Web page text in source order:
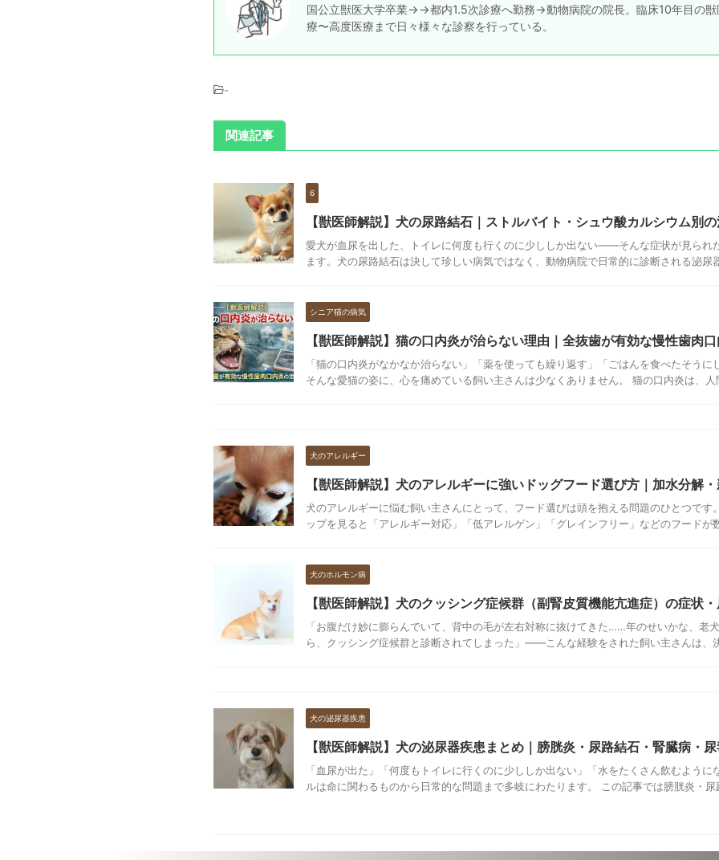
国公立獣医大学卒業→→都内1.5次診療へ勤務→動物病院の院長。臨床10年目の獣
療〜高度医療まで日々様々な診察を行っている。
-
関連記事
6
【獣医師解説】犬の尿路結石｜ストルバイト・シュウ酸カルシウム別
愛犬が血尿を出した、トイレに何度も行くのに少ししか出ない――そんな症状が見られ
ます。犬の尿路結石は決して珍しい病気ではなく、動物病院で日常的に診断される泌尿
シニア猫の病気
【獣医師解説】猫の口内炎が治らない理由｜全抜歯が有効な慢性歯肉
「猫の口内炎がなかなか治らない」「薬を使っても繰り返す」「ごはんを食べたそうに
そんな愛猫の姿に、心を痛めている飼い主さんは少なくありません。 猫の口内炎は、
犬のアレルギー
【獣医師解説】犬のアレルギーに強いドッグフード選び方｜加水分解
犬のアレルギーに悩む飼い主さんにとって、フード選びは頭を抱える問題のひとつです
ップを見ると「アレルギー対応」「低アレルゲン」「グレインフリー」などのフードが
犬のホルモン病
【獣医師解説】犬のクッシング症候群（副腎皮質機能亢進症）の症状
「お腹だけ妙に膨らんでいて、背中の毛が左右対称に抜けてきた……年のせいかな、老
ら、クッシング症候群と診断されてしまった」——こんな経験をされた飼い主さんは、
犬の泌尿器疾患
【獣医師解説】犬の泌尿器疾患まとめ｜膀胱炎・尿路結石・腎臓病・
「血尿が出た」「何度もトイレに行くのに少ししか出ない」「水をたくさん飲むよう
ルは命に関わるものから日常的な問題まで多岐にわたります。 この記事では膀胱炎・